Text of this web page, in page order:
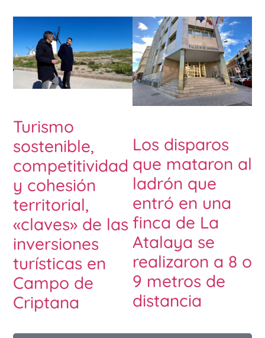
Turismo
sostenible,
competitividad
y cohesión
territorial,
«claves» de las
inversiones
turísticas en
Campo de
Criptana
Los disparos
que mataron al
ladrón que
entró en una
finca de La
Atalaya se
realizaron a 8 o
9 metros de
distancia